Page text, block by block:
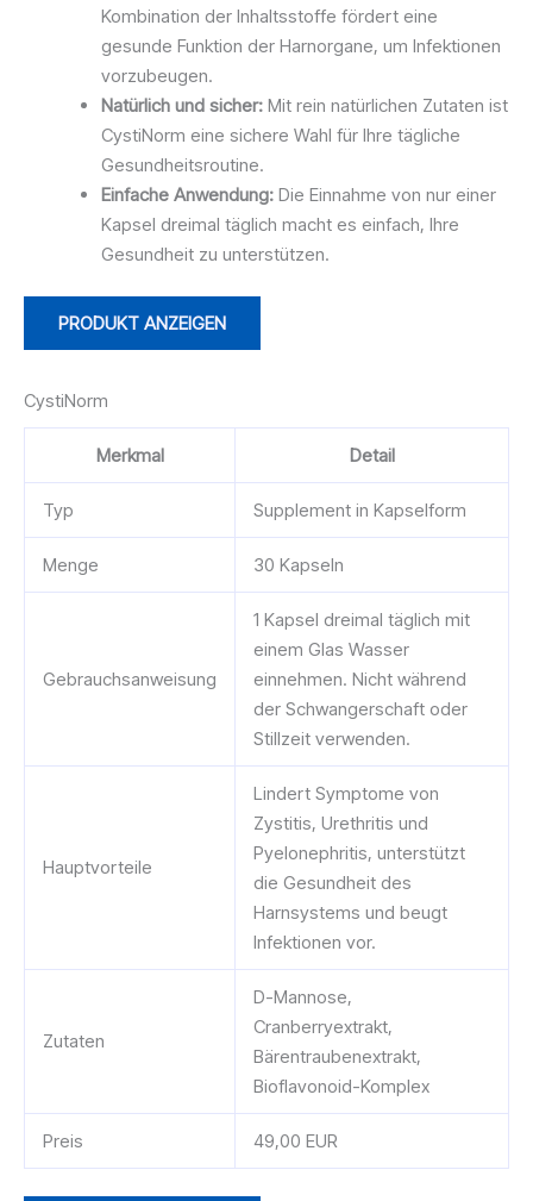
Kombination der Inhaltsstoffe fördert eine
gesunde Funktion der Harnorgane, um Infektionen
vorzubeugen.
Natürlich und sicher: Mit rein natürlichen Zutaten ist
CystiNorm eine sichere Wahl für Ihre tägliche
Gesundheitsroutine.
Einfache Anwendung: Die Einnahme von nur einer
Kapsel dreimal täglich macht es einfach, Ihre
Gesundheit zu unterstützen.
PRODUKT ANZEIGEN
CystiNorm
Merkmal Detail
Typ Supplement in Kapselform
Menge 30 Kapseln
Gebrauchsanweisung
1 Kapsel dreimal täglich mit
einem Glas Wasser
einnehmen. Nicht während
der Schwangerschaft oder
Stillzeit verwenden.
Hauptvorteile
Lindert Symptome von
Zystitis, Urethritis und
Pyelonephritis, unterstützt
die Gesundheit des
Harnsystems und beugt
Infektionen vor.
Zutaten
D-Mannose,
Cranberryextrakt,
Bärentraubenextrakt,
Bioflavonoid-Komplex
Preis 49,00 EUR